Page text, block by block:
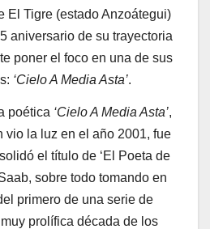
El Tigre (estado Anzoátegui)
aniversario de su trayectoria
poner el foco en una de sus
‘Cielo A Media Asta’.
poética ‘Cielo A Media Asta’,
vio la luz en el año 2001, fue
el título de ‘El Poeta de
sobre todo tomando en
primero de una serie de
prolífica década de los